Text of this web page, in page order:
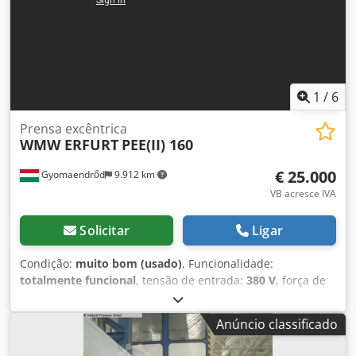
1 / 6
Gyomaendrőd 9.912 km
Prensa excêntrica
WMW ERFURT PEE(II) 160
€ 25.000
VB acresce IVA
Solicitar Ligar
Condição: muito bom (usado), Funcionalidade:
totalmente funcional, tensão de entrada: 380 V, força de
, peso total:10.500 kg
160 t, tipo de ajuste de altura:elétrico, Prensa excêntrica
ERFURT PEE(II) 160 à venda À venda está uma prensa
excêntrica Erfurt PEE(II) 160 em bom estado e pronta para
Anúncio classificado